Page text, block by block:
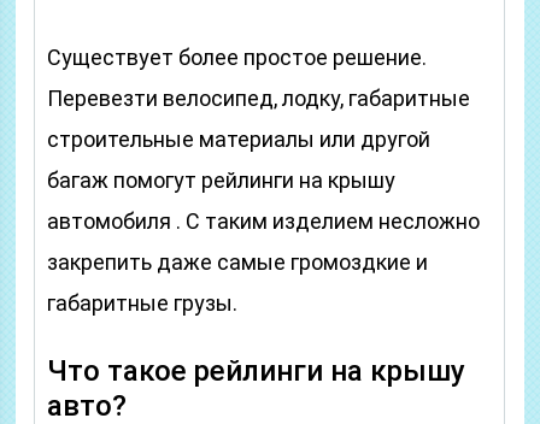
Существует более простое решение.
Перевезти велосипед, лодку, габаритные
строительные материалы или другой
багаж помогут рейлинги на крышу
автомобиля . С таким изделием несложно
закрепить даже самые громоздкие и
габаритные грузы.
Что такое рейлинги на крышу
авто?